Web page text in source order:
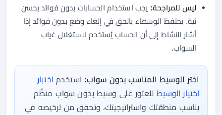
ليس للمراجحة: يجب استخدام الحسابات بدون فوائد بحسن
نية. يحتفظ الوسطاء بالحق في إلغاء وضع بدون فوائد إذا
أشار النشاط إلى أن الحساب يُستخدم لاستغلال غياب
السواب.
اختر الوسيط المناسب بدون سواب: استخدم اختبار
اختيار الوسيط للعثور على وسيط بدون سواب منظَّم
يناسب منطقتك واستراتيجيتك، وتحقق من ترخيصه في